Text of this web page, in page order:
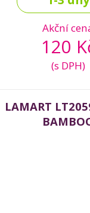
Akční
120
(s DPH)
LAMART